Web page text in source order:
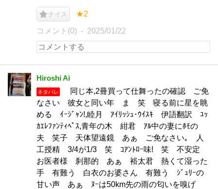
ナイス ★2
コメント(0) 2025/01/22
Hiroshi Ai
ネタバレ
同じ本,2冊買って仕舞ったの確認 ご免
なさい 彼女と同い年 ま 笑 寝る前に星を眺
める ｲｰｼﾞｬﾝ!,睦月 ｱｲﾘｯｼｭ･ｳｲｽｷ 伊語翻訳 ﾕｯ
ｶｴﾚﾌｧﾝﾃｨﾍﾟｽ,青年の木 紺君 ｱﾙ中の妻にﾎﾓの
夫 笑子 天体望遠鏡 あぁ ご免なさい｡ 人
工授精 3/4が1/3 笑 ｺｱﾝﾄﾛｰ味! 笑 不安定
お医者様 刹那的 あぁ 裕太君 熱くて湿った
手 有難う 白衣のお婆さん 有難う ｼﾞｭﾘｰの
甘い声 あぁ ﾇｰは50km先の雨の匂いを嗅げ